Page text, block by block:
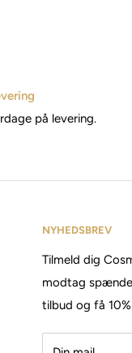
på levering.
NYHEDSBREV
Tilmeld dig
modtag
tilbud og få